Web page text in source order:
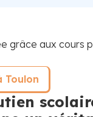
Toulon